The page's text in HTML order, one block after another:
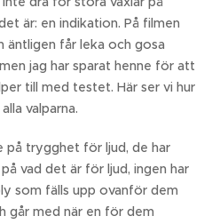
är: en indikation. På filmen
äntligen får leka och gosa
jag har sparat henne för att
till med testet. Här ser vi hur
valparna.
på trygghet för ljud, de har
vad det är för ljud, ingen har
som fälls upp ovanför dem
går med när en för dem